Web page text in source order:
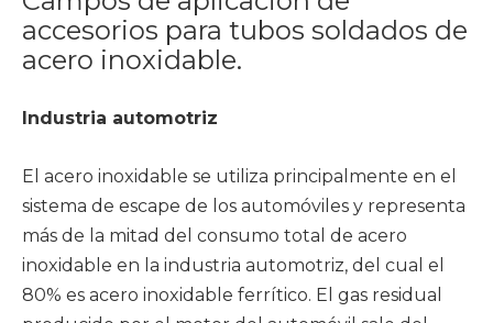
accesorios para tubos soldados de
acero inoxidable.
Industria automotriz
El acero inoxidable se utiliza principalmente en el
sistema de escape de los automóviles y representa
más de la mitad del consumo total de acero
inoxidable en la industria automotriz, del cual el
80% es acero inoxidable ferrítico. El gas residual